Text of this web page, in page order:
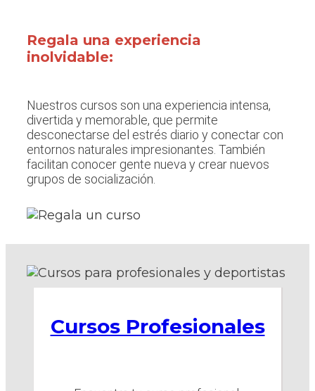
Regala una experiencia
inolvidable:
Nuestros cursos son una experiencia intensa,
divertida y memorable, que permite
desconectarse del estrés diario y conectar con
entornos naturales impresionantes. También
facilitan conocer gente nueva y crear nuevos
grupos de socialización.
Cursos Profesionales